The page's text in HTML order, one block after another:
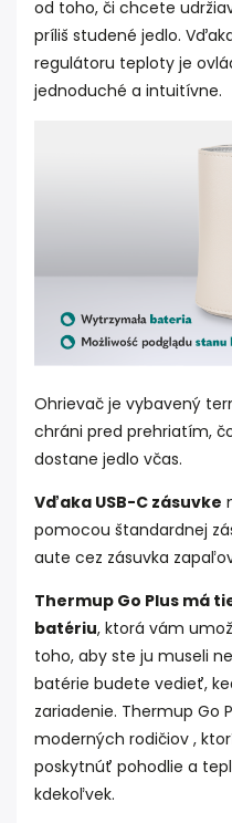
od toho, či chcete
príliš studené jedlo.
regulátoru teploty je
jednoduché a intuitívne.
Ohrievač je vybavený
chráni pred prehriatím,
dostane jedlo včas.
Vďaka USB-C zásuvke
pomocou štandardnej
aute cez zásuvka
Thermup Go Plus má
batériu, ktorá vám
toho, aby ste ju museli
batérie budete vedieť,
zariadenie. Thermup Go
moderných rodičiov ,
poskytnúť pohodlie a
kdekoľvek.